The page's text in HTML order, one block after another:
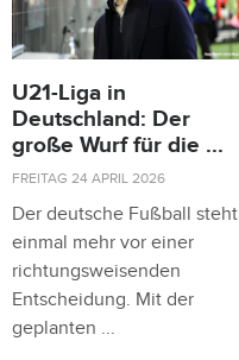
U21-Liga in
Deutschland: Der
große Wurf für die ...
FREITAG 24 APRIL 2026
Der deutsche Fußball steht
einmal mehr vor einer
richtungsweisenden
Entscheidung. Mit der
geplanten ...